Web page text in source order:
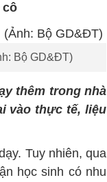
cô
Bộ GD&ĐT)
thêm trong nhà
vào thực tế, liệu
Tuy nhiên, qua
học sinh có nhu